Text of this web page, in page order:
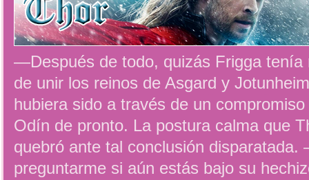
—Después de todo, quizás Frigga tenía
de unir los reinos de Asgard y
hubiera sido a través de un
Odín de pronto. La postura calma que
quebró ante tal conclusión
preguntarme si aún estás bajo su